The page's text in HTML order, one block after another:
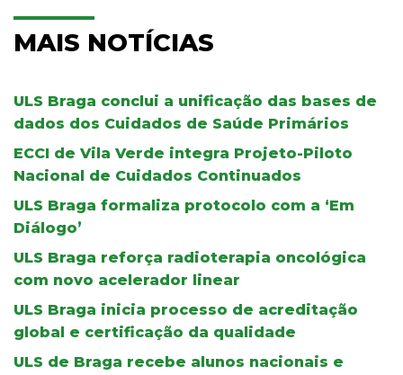
MAIS NOTÍCIAS
ULS Braga conclui a unificação das bases de
dados dos Cuidados de Saúde Primários
ECCI de Vila Verde integra Projeto-Piloto
Nacional de Cuidados Continuados
ULS Braga formaliza protocolo com a ‘Em
Diálogo’
ULS Braga reforça radioterapia oncológica
com novo acelerador linear
ULS Braga inicia processo de acreditação
global e certificação da qualidade
ULS de Braga recebe alunos nacionais e